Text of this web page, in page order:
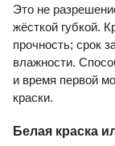
Это не
жёсткой губкой.
прочность; срок
влажности.
и время первой
краски.
Белая краска